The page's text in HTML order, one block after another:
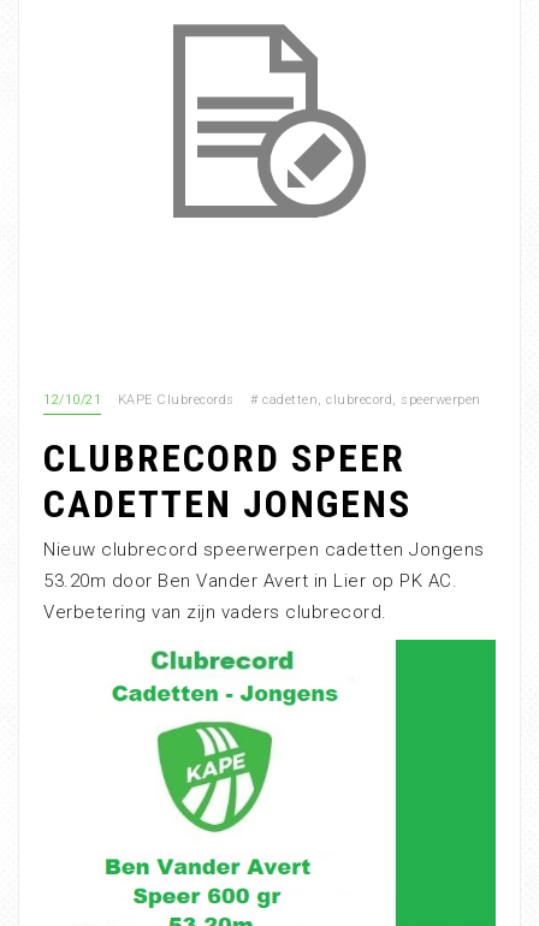
12/10/21 KAPE Clubrecords # cadetten, clubrecord, speerwerpen
CLUBRECORD SPEER
CADETTEN JONGENS
Nieuw clubrecord speerwerpen cadetten Jongens
53.20m door Ben Vander Avert in Lier op PK AC.
Verbetering van zijn vaders clubrecord.